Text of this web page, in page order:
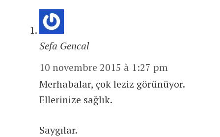
Sefa Gencal
10 novembre 2015 à 1:27 pm
Merhabalar, çok leziz görünüyor.
Ellerinize sağlık.
Saygılar.